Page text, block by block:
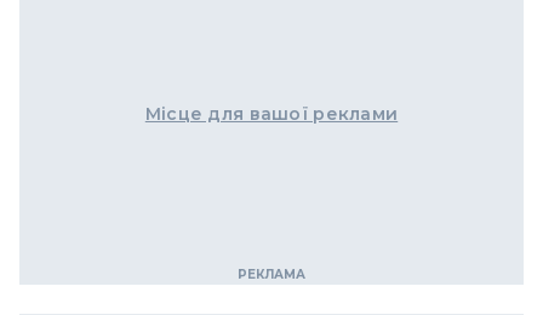
Місце для вашої реклами